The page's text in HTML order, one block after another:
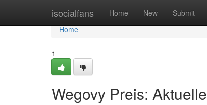
isocialfans Home New Submit
Home
Home
1
Wegovy Preis: